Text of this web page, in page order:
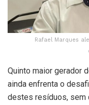
Rafael Marques
Quinto maior gerador
ainda enfrenta o
destes resíduos, sem